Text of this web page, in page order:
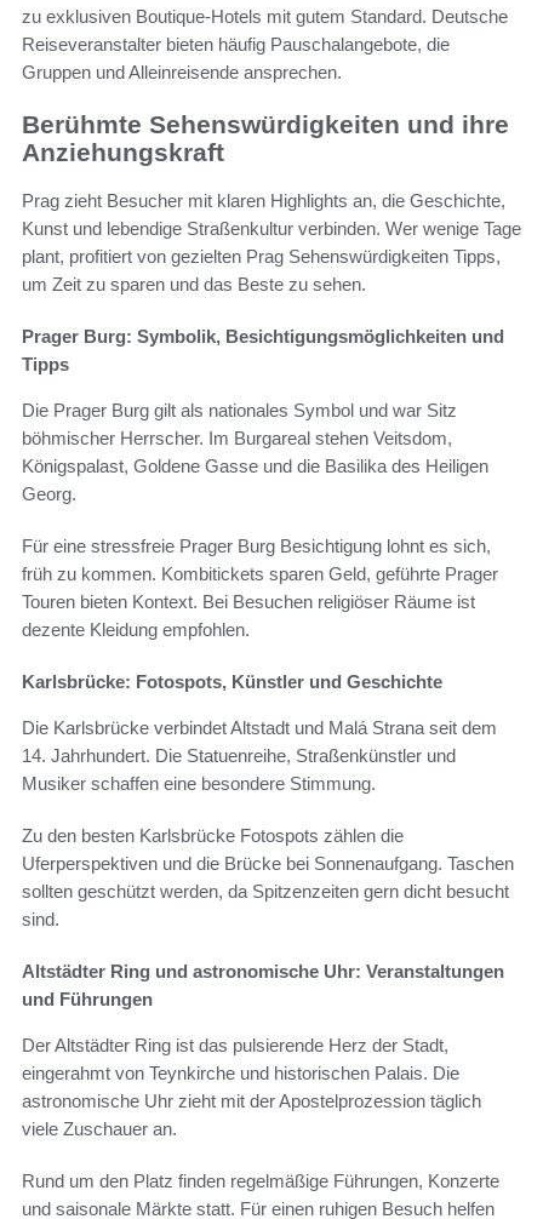
zu exklusiven Boutique-Hotels mit gutem Standard. Deutsche
Reiseveranstalter bieten häufig Pauschalangebote, die
Gruppen und Alleinreisende ansprechen.
Berühmte Sehenswürdigkeiten und ihre
Anziehungskraft
Prag zieht Besucher mit klaren Highlights an, die Geschichte,
Kunst und lebendige Straßenkultur verbinden. Wer wenige Tage
plant, profitiert von gezielten Prag Sehenswürdigkeiten Tipps,
um Zeit zu sparen und das Beste zu sehen.
Prager Burg: Symbolik, Besichtigungsmöglichkeiten und
Tipps
Die Prager Burg gilt als nationales Symbol und war Sitz
böhmischer Herrscher. Im Burgareal stehen Veitsdom,
Königspalast, Goldene Gasse und die Basilika des Heiligen
Georg.
Für eine stressfreie Prager Burg Besichtigung lohnt es sich,
früh zu kommen. Kombitickets sparen Geld, geführte Prager
Touren bieten Kontext. Bei Besuchen religiöser Räume ist
dezente Kleidung empfohlen.
Karlsbrücke: Fotospots, Künstler und Geschichte
Die Karlsbrücke verbindet Altstadt und Malá Strana seit dem
14. Jahrhundert. Die Statuenreihe, Straßenkünstler und
Musiker schaffen eine besondere Stimmung.
Zu den besten Karlsbrücke Fotospots zählen die
Uferperspektiven und die Brücke bei Sonnenaufgang. Taschen
sollten geschützt werden, da Spitzenzeiten gern dicht besucht
sind.
Altstädter Ring und astronomische Uhr: Veranstaltungen
und Führungen
Der Altstädter Ring ist das pulsierende Herz der Stadt,
eingerahmt von Teynkirche und historischen Palais. Die
astronomische Uhr zieht mit der Apostelprozession täglich
viele Zuschauer an.
Rund um den Platz finden regelmäßige Führungen, Konzerte
und saisonale Märkte statt. Für einen ruhigen Besuch helfen